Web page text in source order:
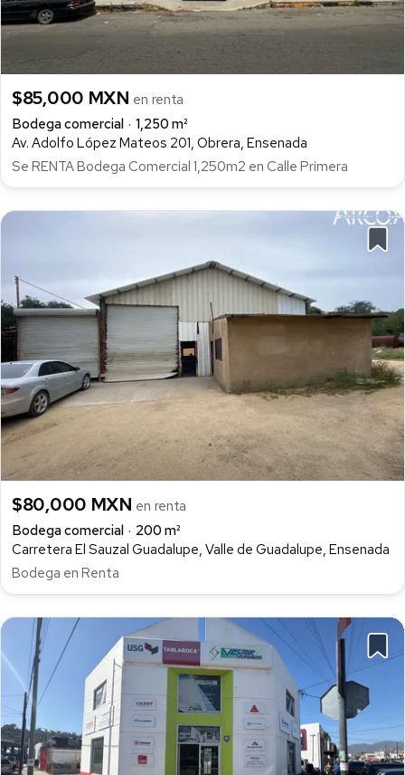
$85,000 MXN en renta
Bodega comercial
1,250 m²
Av. Adolfo López Mateos 201, Obrera, Ensenada
Se RENTA Bodega Comercial 1,250m2 en Calle Primera
$80,000 MXN en renta
Bodega comercial
200 m²
Carretera El Sauzal Guadalupe, Valle de Guadalupe, Ensenada
Bodega en Renta